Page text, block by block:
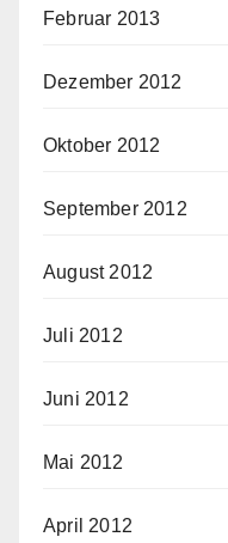
Februar 2013
Dezember 2012
Oktober 2012
September 2012
August 2012
Juli 2012
Juni 2012
Mai 2012
April 2012